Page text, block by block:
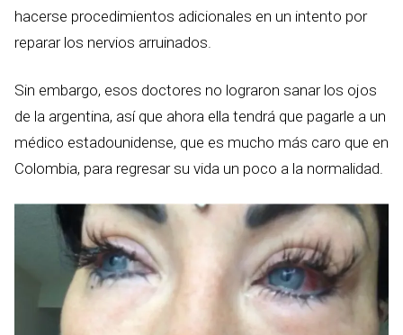
hacerse procedimientos adicionales en un intento por
reparar los nervios arruinados.
Sin embargo, esos doctores no lograron sanar los ojos
de la argentina, así que ahora ella tendrá que pagarle a un
médico estadounidense, que es mucho más caro que en
Colombia, para regresar su vida un poco a la normalidad.